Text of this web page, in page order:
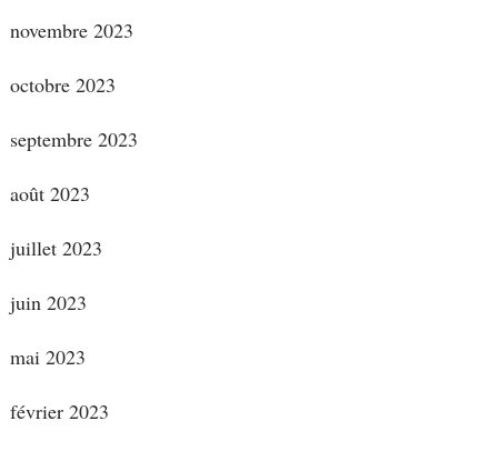
novembre 2023
octobre 2023
septembre 2023
août 2023
juillet 2023
juin 2023
mai 2023
février 2023